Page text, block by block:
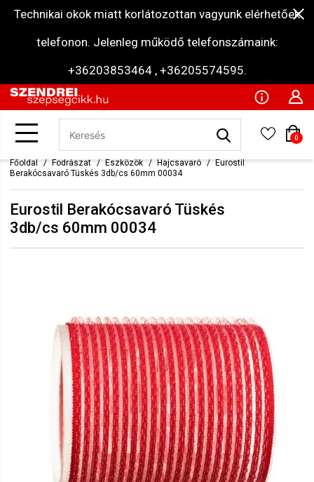
Technikai okok miatt korlátozottan vagyunk elérhetőek
telefonon. Jelenleg működő telefonszámaink:
+36203853464 , +36205574595.
0
Főoldal Fodrászat Eszközök Hajcsavaró
Eurostil
Berakócsavaró Tüskés 3db/cs 60mm 00034
Eurostil Berakócsavaró Tüskés
3db/cs 60mm 00034